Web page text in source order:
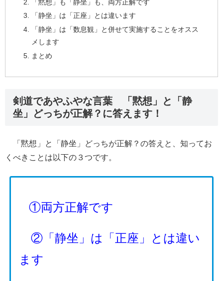
「黙想」も「静坐」も、両方正解です
「静坐」は「正座」とは違います
「静坐」は「数息観」と併せて実施することをオスス
メします
まとめ
剣道であやふやな言葉 「黙想」と「静
坐」どっちが正解？に答えます！
「黙想」と「静坐」どっちが正解？の答えと、知ってお
くべきことは以下の３つです。
①両方正解です
②「静坐」は「正座」とは違い
ます